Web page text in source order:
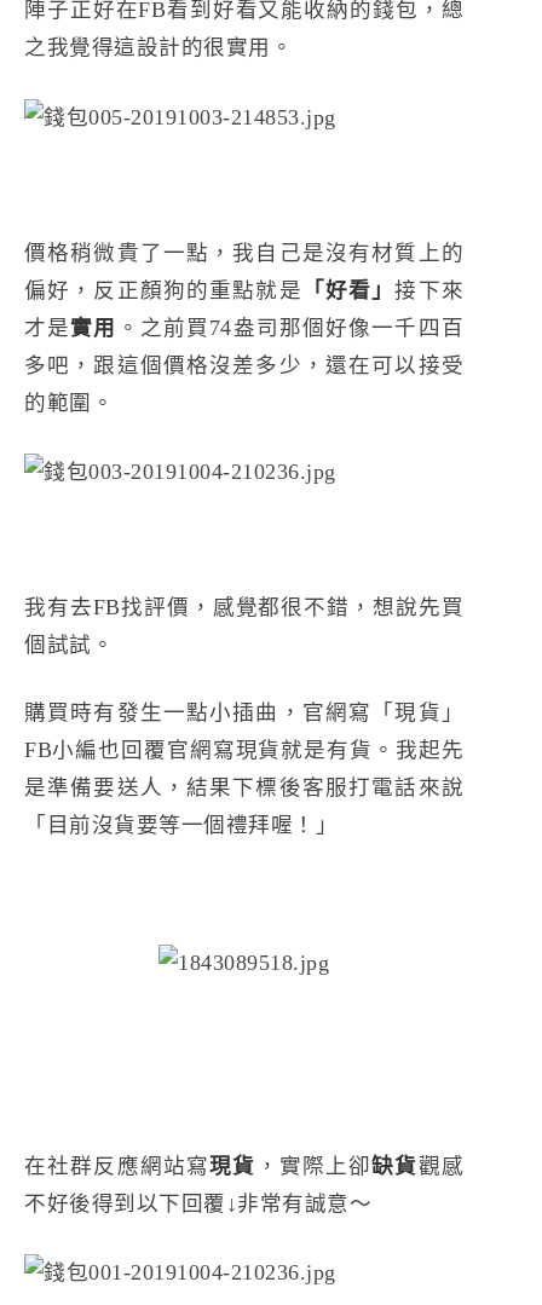
陣子正好在FB看到好看又能收納的錢包，總
之我覺得這設計的很實用。
價格稍微貴了一點，我自己是沒有材質上的
偏好，反正顏狗的重點就是 「好看」接下來
才是實用 。之前買74盎司那個好像一千四百
多吧，跟這個價格沒差多少，還在可以接受
的範圍。
我有去FB找評價，感覺都很不錯，想說先買
個試試。
購買時有發生一點小插曲，官網寫「現貨」
FB小編也回覆官網寫現貨就是有貨。我起先
是準備要送人，結果下標後客服打電話來說
「目前沒貨要等一個禮拜喔！」
在社群反應網站寫現貨 ，實際上卻缺貨觀感
不好後得到以下回覆↓非常有誠意～